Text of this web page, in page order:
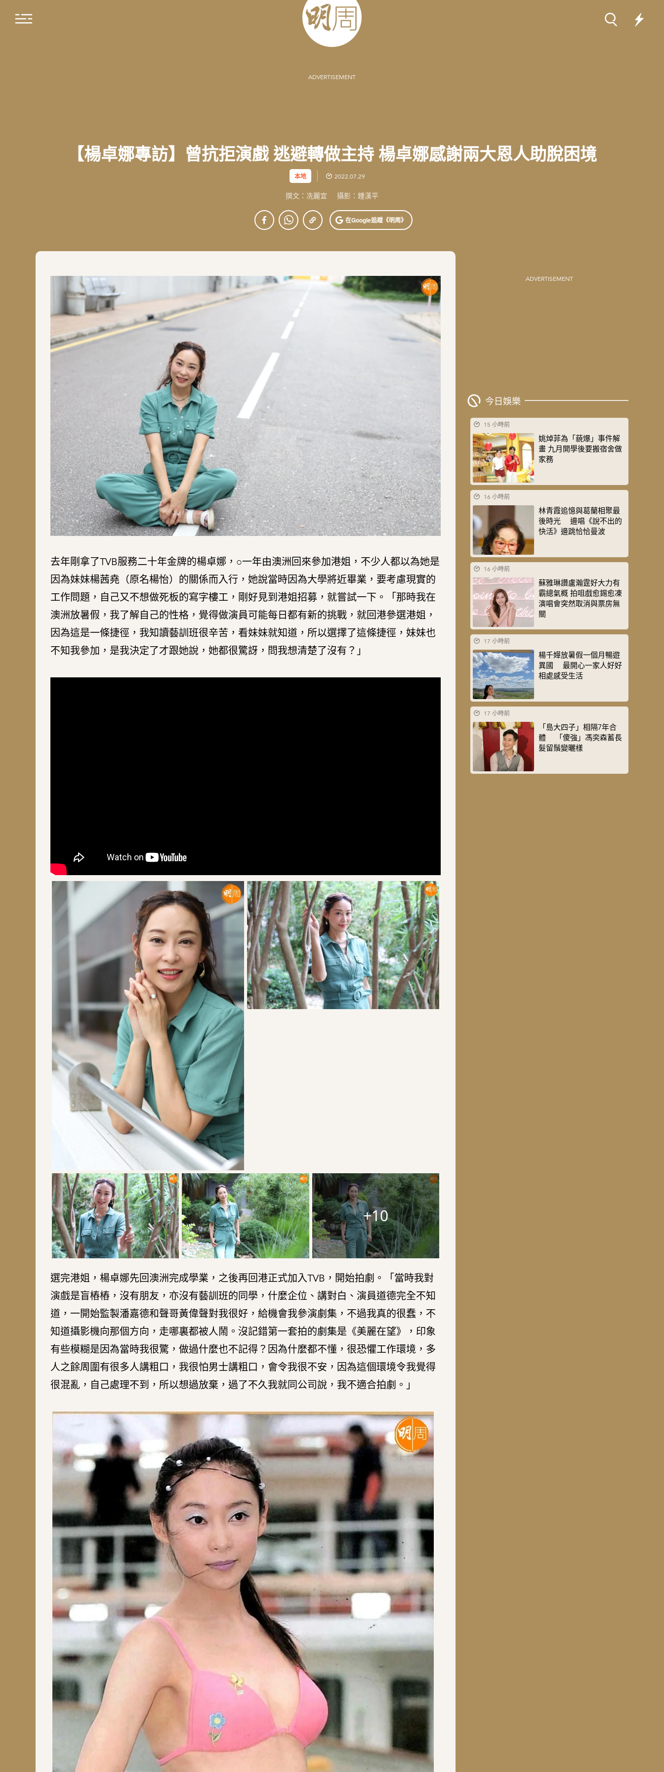
ADVERTISEMENT
【楊卓娜專訪】曾抗拒演戲 逃避轉做主持 楊卓娜感謝兩大恩人助脫困境
本地 2022.07.29
撰文：冼麗宜 攝影：鍾漢平
在Google追蹤《明周》
去年剛拿了TVB服務二十年金牌的楊卓娜，○一年由澳洲回來參加港姐，不少人都以為她是
因為妹妹楊茜堯（原名楊怡）的關係而入行，她說當時因為大學將近畢業，要考慮現實的
工作問題，自己又不想做死板的寫字樓工，剛好見到港姐招募，就嘗試一下。「那時我在
澳洲放暑假，我了解自己的性格，覺得做演員可能每日都有新的挑戰，就回港參選港姐，
因為這是一條捷徑，我知讀藝訓班很辛苦，看妹妹就知道，所以選擇了這條捷徑，妹妹也
不知我參加，是我決定了才跟她說，她都很驚訝，問我想清楚了沒有？」
+10
選完港姐，楊卓娜先回澳洲完成學業，之後再回港正式加入TVB，開始拍劇。「當時我對
演戲是盲樁樁，沒有朋友，亦沒有藝訓班的同學，什麼企位、講對白、演員道德完全不知
道，一開始監製潘嘉德和聲哥黃偉聲對我很好，給機會我參演劇集，不過我真的很蠢，不
知道攝影機向那個方向，走哪裏都被人鬧。沒記錯第一套拍的劇集是《美麗在望》，印象
有些模糊是因為當時我很驚，做過什麼也不記得？因為什麼都不懂，很恐懼工作環境，多
人之餘周圍有很多人講粗口，我很怕男士講粗口，會令我很不安，因為這個環境令我覺得
很混亂，自己處理不到，所以想過放棄，過了不久我就同公司說，我不適合拍劇。」
ADVERTISEMENT
今日娛樂
15 小時前
姚焯菲為「藐爆」事件解
畫 九月開學後要搬宿舍做
家務
16 小時前
林青霞追憶與葛蘭相聚最
後時光 邊唱《說不出的
快活》邊跳恰恰曼波
16 小時前
蘇雅琳讚盧瀚霆好大力有
霸總氣概 拍咀戲愈錫愈凍
演唱會突然取消與票房無
關
17 小時前
楊千嬅放暑假一個月暢遊
異國 最開心一家人好好
相處感受生活
17 小時前
「島大四子」相隔7年合
體 「傻強」馮奕森蓄長
髮留鬚變曬樣